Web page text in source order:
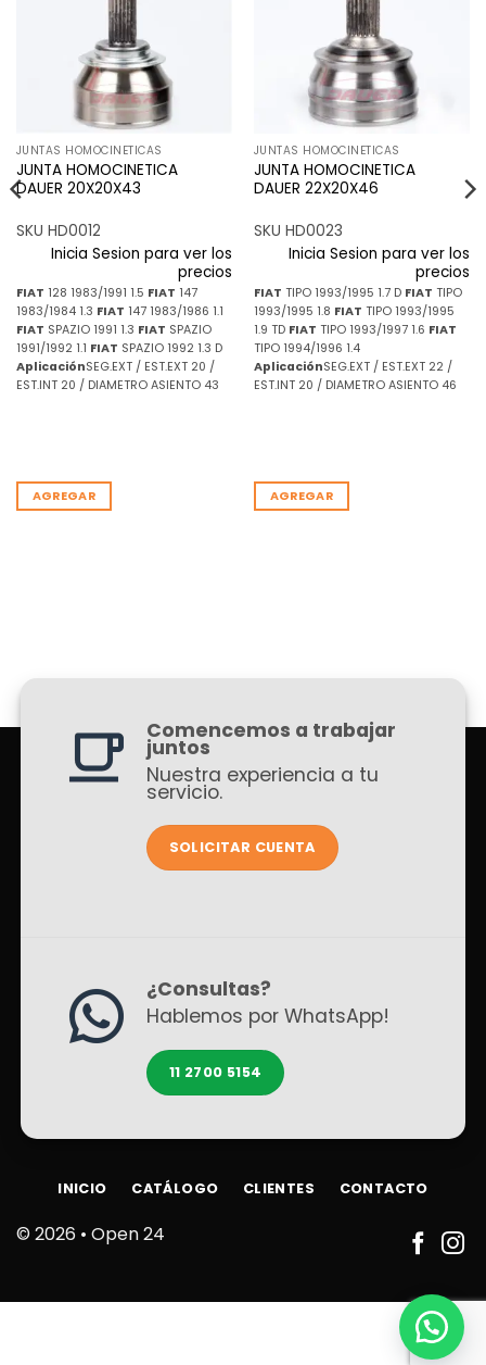
JUNTAS HOMOCINETICAS
JUNTA HOMOCINETICA
DAUER 20X20X43
SKU HD0012
Inicia Sesion para ver los
precios
FIAT 128 1983/1991 1.5 FIAT 147
1983/1984 1.3 FIAT 147 1983/1986 1.1
FIAT SPAZIO 1991 1.3 FIAT SPAZIO
1991/1992 1.1 FIAT SPAZIO 1992 1.3 D
AplicaciónSEG.EXT / EST.EXT 20 /
EST.INT 20 / DIAMETRO ASIENTO 43
AGREGAR
JUNTAS HOMOCINETICAS
JUNTA HOMOCINETICA
DAUER 22X20X46
SKU HD0023
Inicia Sesion para ver los
precios
FIAT TIPO 1993/1995 1.7 D FIAT TIPO
1993/1995 1.8 FIAT TIPO 1993/1995
1.9 TD FIAT TIPO 1993/1997 1.6 FIAT
TIPO 1994/1996 1.4
AplicaciónSEG.EXT / EST.EXT 22 /
EST.INT 20 / DIAMETRO ASIENTO 46
AGREGAR
Comencemos a trabajar
juntos
Nuestra experiencia a tu
servicio.
SOLICITAR CUENTA
¿Consultas?
Hablemos por WhatsApp!
11 2700 5154
© 2026 • Open 24
INICIO CATÁLOGO CLIENTES CONTACTO